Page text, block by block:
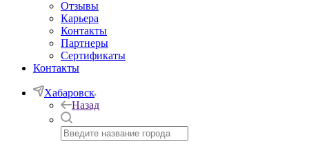
Отзывы
Карьера
Контакты
Партнеры
Сертификаты
Контакты
Хабаровск
Назад